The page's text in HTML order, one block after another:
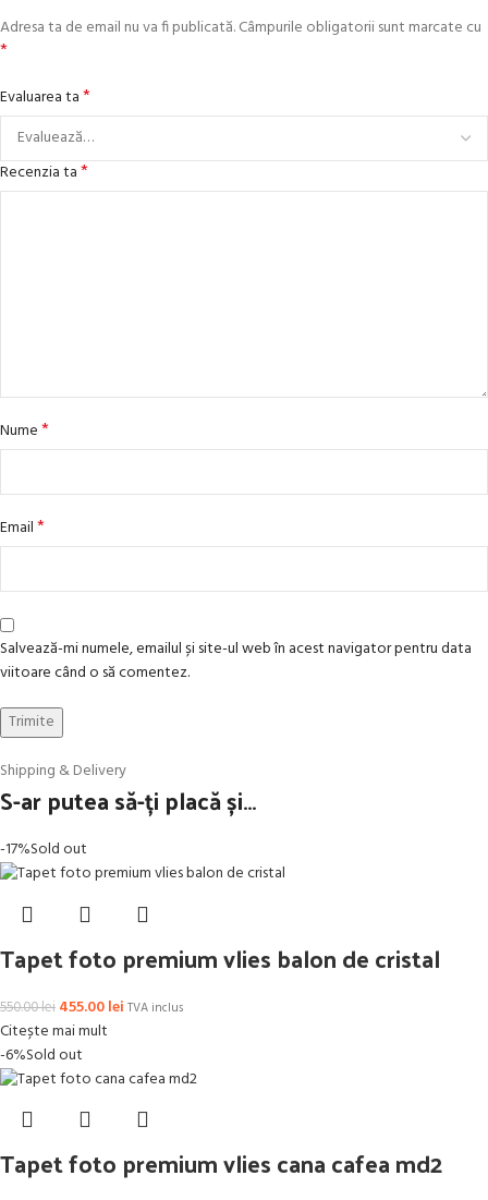
Adresa ta de email nu va fi publicată.Câmpurile obligatorii sunt marcate cu
*
Evaluarea ta*
Recenzia ta*
Nume*
Email*
Salvează-mi numele, emailul și site-ul web în acest navigator pentru data
viitoare când o să comentez.
Shipping & Delivery
S-ar putea să-ți placă și…
-17%Sold out
Tapet foto premium vlies balon de cristal
550.00lei 455.00lei TVA inclus
Citește mai mult
-6%Sold out
Tapet foto premium vlies cana cafea md2